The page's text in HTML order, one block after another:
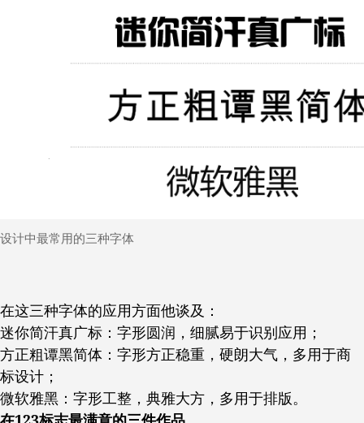
设计中最常用的三种字体
在这三种字体的应用方面他谈及：
迷你简汗真广标：字形圆润，细腻易于识别应用；
方正粗谭黑简体：字形方正稳重，硬朗大气，多用于商
标设计；
微软雅黑：字形工整，典雅大方，多用于排版。